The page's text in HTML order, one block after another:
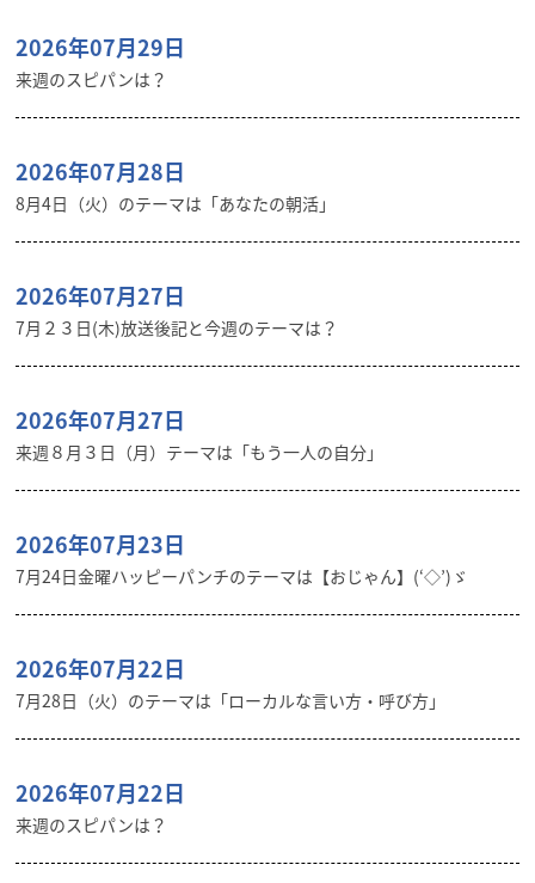
2026年07月29日
来週のスピパンは？
2026年07月28日
8月4日（火）のテーマは「あなたの朝活」
2026年07月27日
7月２３日(木)放送後記と今週のテーマは？
2026年07月27日
来週８月３日（月）テーマは「もう一人の自分」
2026年07月23日
7月24日金曜ハッピーパンチのテーマは【おじゃん】(‘◇’)ゞ
2026年07月22日
7月28日（火）のテーマは「ローカルな言い方・呼び方」
2026年07月22日
来週のスピパンは？